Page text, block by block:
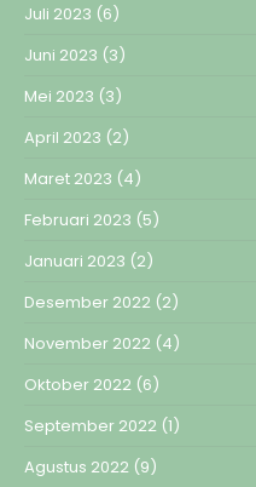
Juli 2023 (6)
Juni 2023 (3)
Mei 2023 (3)
April 2023 (2)
Maret 2023 (4)
Februari 2023 (5)
Januari 2023 (2)
Desember 2022 (2)
November 2022 (4)
Oktober 2022 (6)
September 2022 (1)
Agustus 2022 (9)